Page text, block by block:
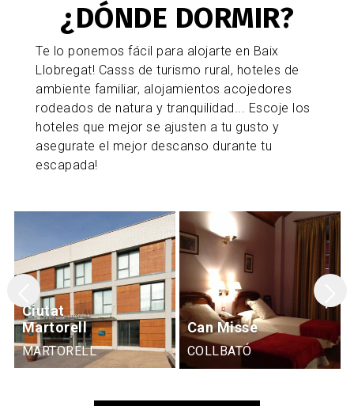
¿DÓNDE DORMIR?
Te lo ponemos fácil para alojarte en Baix
Llobregat! Casss de turismo rural, hoteles de
ambiente familiar, alojamientos acojedores
rodeados de natura y tranquilidad... Escoje los
hoteles que mejor se ajusten a tu gusto y
asegurate el mejor descanso durante tu
escapada!
Ciutat
Martorell
MARTORELL
Can Misse
COLLBATÓ